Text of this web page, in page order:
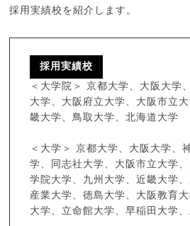
採用実績校を紹介します。
採用実績校
＜大学院＞ 京都大学、大阪大学
大学、大阪府立大学、大阪市立
畿大学、鳥取大学、北海道大学
＜大学＞ 京都大学、大阪大学、
学、同志社大学、大阪市立大学
学院大学、九州大学、近畿大学
産業大学、徳島大学、大阪教育
大学、立命館大学、早稲田大学